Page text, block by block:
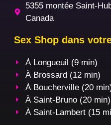
5355 montée Saint-
Canada
Sex Shop dans
À Longueuil (9 min)
À Brossard (12 min)
À Boucherville (20
À Saint-Bruno (20 min)
À Saint-Lambert (15